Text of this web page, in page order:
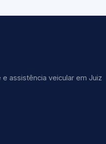
assistência veicular em Juiz